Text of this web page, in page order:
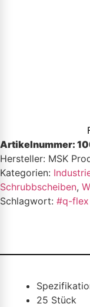
Artikelnummer:
Kategorien:
Schrubbscheiben,
Schlagwort: #q-flex
Hersteller: MSK
25 Stück